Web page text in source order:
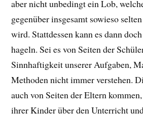
aber nicht unbedingt ein Lob,
gegenüber insgesamt sowieso
wird. Stattdessen kann es dann
hageln. Sei es von Seiten der
Sinnhaftigkeit unserer Aufgaben,
Methoden nicht immer verstehen.
auch von Seiten der Eltern
ihrer Kinder über den Unterricht